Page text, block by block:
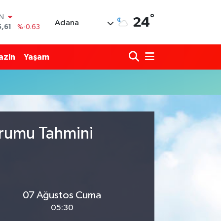
%-0.63
Adana 24°
Yaşam
Tahmini
07 Ağustos Cuma
05:30